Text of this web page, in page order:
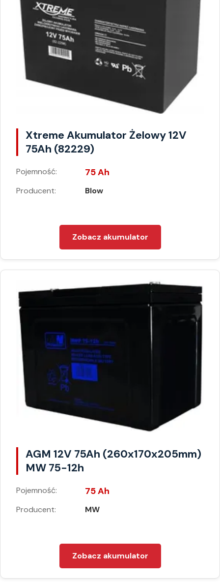
Xtreme Akumulator Żelowy 12V
75Ah (82229)
Pojemność: 75 Ah
Producent: Blow
Zobacz akumulator
AGM 12V 75Ah (260x170x205mm)
MW 75-12h
Pojemność: 75 Ah
Producent: MW
Zobacz akumulator